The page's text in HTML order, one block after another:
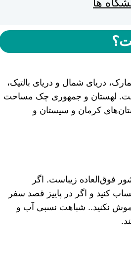
ها
دریای شمال و دریای بالتیک،
لهستان و جمهوری چک مساحت
استان‌های کرمان و سیستان و
فوق‌العاده زیباست. اگر
کنید و اگر در پاییز قصد سفر
نکنید.. شباهت نسبی آب و